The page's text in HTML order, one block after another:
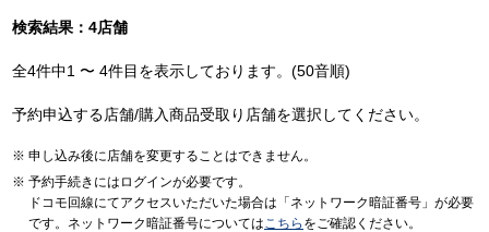
検索結果：4店舗
全4件中1 〜 4件目を表示しております。(50音順)
予約申込する店舗/購入商品受取り店舗を選択してください。
申し込み後に店舗を変更することはできません。
予約手続きにはログインが必要です。
ドコモ回線にてアクセスいただいた場合は「ネットワーク暗証番号」が必要
です。ネットワーク暗証番号についてはこちら をご確認ください。